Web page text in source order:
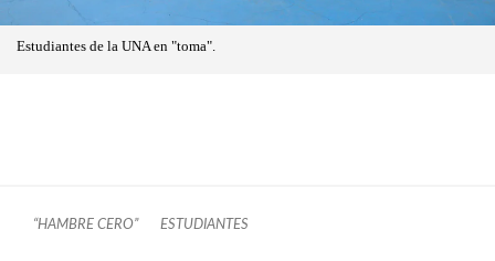
Estudiantes de la UNA en "toma".
“HAMBRE CERO” ESTUDIANTES